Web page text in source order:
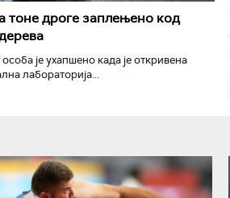
тоне дроге заплењено код
је ухапшено када је откривена
лабораторија...